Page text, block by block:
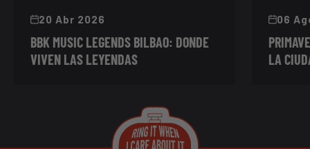
20 Abr 2026
BBK MUSIC LEGENDS BILBAO: DONDE
VIVEN LAS LEYENDAS
06
LA